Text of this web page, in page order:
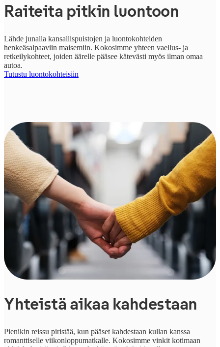
Raiteita pitkin luontoon
Lähde junalla kansallispuistojen ja luontokohteiden
henkeäsalpaaviin maisemiin. Kokosimme yhteen vaellus- ja
retkeilykohteet, joiden äärelle pääsee kätevästi myös ilman omaa
autoa.
Tutustu luontokohteisiin
Yhteistä aikaa kahdestaan
Pienikin reissu piristää, kun pääset kahdestaan kullan kanssa
romanttiselle viikonloppumatkalle. Kokosimme vinkit kotimaan